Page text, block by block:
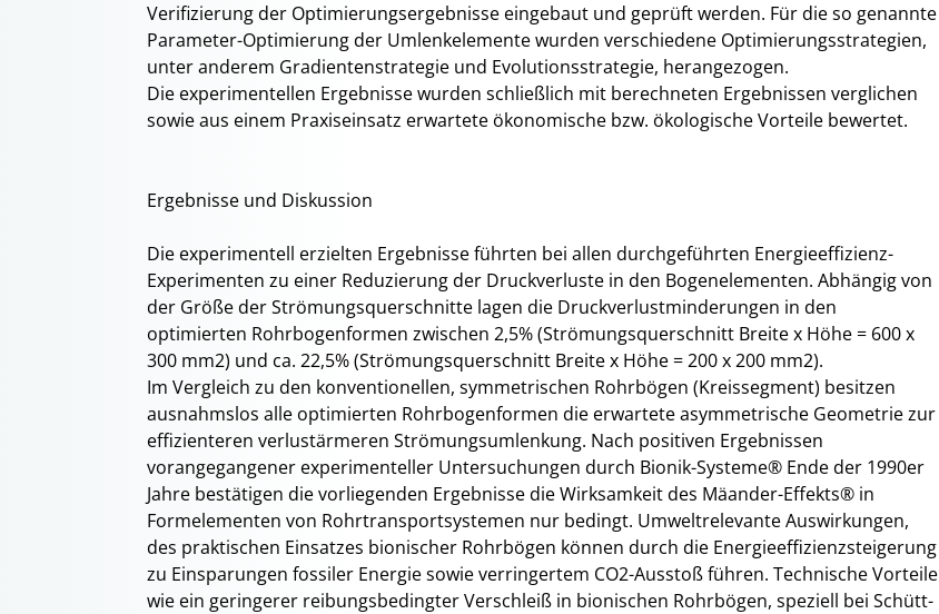
Verifizierung der Optimierungsergebnisse eingebaut und geprüft werden. Für die so genannte
Parameter-Optimierung der Umlenkelemente wurden verschiedene Optimierungsstrategien,
unter anderem Gradientenstrategie und Evolutionsstrategie, herangezogen.
Die experimentellen Ergebnisse wurden schließlich mit berechneten Ergebnissen verglichen
sowie aus einem Praxiseinsatz erwartete ökonomische bzw. ökologische Vorteile bewertet.
Ergebnisse und Diskussion
Die experimentell erzielten Ergebnisse führten bei allen durchgeführten Energieeffizienz-
Experimenten zu einer Reduzierung der Druckverluste in den Bogenelementen. Abhängig von
der Größe der Strömungsquerschnitte lagen die Druckverlustminderungen in den
optimierten Rohrbogenformen zwischen 2,5% (Strömungsquerschnitt Breite x Höhe = 600 x
300 mm2) und ca. 22,5% (Strömungsquerschnitt Breite x Höhe = 200 x 200 mm2).
Im Vergleich zu den konventionellen, symmetrischen Rohrbögen (Kreissegment) besitzen
ausnahmslos alle optimierten Rohrbogenformen die erwartete asymmetrische Geometrie zur
effizienteren verlustärmeren Strömungsumlenkung. Nach positiven Ergebnissen
vorangegangener experimenteller Untersuchungen durch Bionik-Systeme® Ende der 1990er
Jahre bestätigen die vorliegenden Ergebnisse die Wirksamkeit des Mäander-Effekts® in
Formelementen von Rohrtransportsystemen nur bedingt. Umweltrelevante Auswirkungen,
des praktischen Einsatzes bionischer Rohrbögen können durch die Energieeffizienzsteigerung
zu Einsparungen fossiler Energie sowie verringertem CO2-Ausstoß führen. Technische Vorteile
wie ein geringerer reibungsbedingter Verschleiß in bionischen Rohrbögen, speziell bei Schütt-